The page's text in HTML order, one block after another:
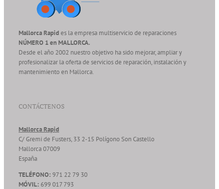
Mallorca Rapides la empresa multiservicio de reparaciones
NÚMERO 1 en MALLORCA.
Desde el año 2002 nuestro objetivo ha sido mejorar, ampliar y
profesionalizar la oferta de servicios de reparación, instalación y
mantenimiento en Mallorca.
CONTÁCTENOS
Mallorca Rapid
C/ Gremi de Fusters, 33 2-15 Polígono Son Castello
Mallorca07009
España
TELÉFONO: 971 22 79 30
MÓVIL: 699 017 793